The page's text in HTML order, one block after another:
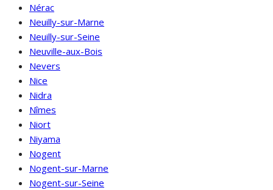
Nérac
Neuilly-sur-Marne
Neuilly-sur-Seine
Neuville-aux-Bois
Nevers
Nice
Nidra
Nîmes
Niort
Niyama
Nogent
Nogent-sur-Marne
Nogent-sur-Seine